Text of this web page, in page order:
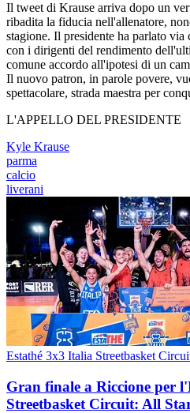
Il tweet di Krause arriva dopo un
ribadita la fiducia nell'allenatore,
stagione. Il presidente ha parlato
con i dirigenti del rendimento
comune accordo all'ipotesi di un
Il nuovo patron, in parole povere,
spettacolare, strada maestra per
L'APPELLO DEL PRESIDENTE
Kyle Krause
parma
calcio
liverani
Estathé 3x3 Italia Streetbasket
Gran finale a Riccione per
Streetbasket Circuit: All